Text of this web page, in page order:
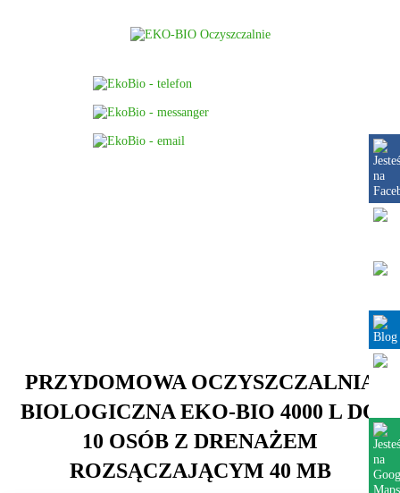
PRZYDOMOWA OCZYSZCZALNIA
BIOLOGICZNA EKO-BIO 4000 L DO
10 OSÓB Z DRENAŻEM
ROZSĄCZAJĄCYM 40 MB